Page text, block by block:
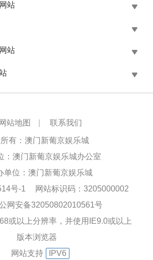
站
站
网站地图 联系我们
有：澳门新葡京娱乐城
：澳门新葡京娱乐城办公室
单位：澳门新葡京娱乐城
号-1
网站标识码：3205000002
网安备32050802010561号
或以上分辨率，并使用IE9.0或以上
版本浏览器
网站支持
IPV6